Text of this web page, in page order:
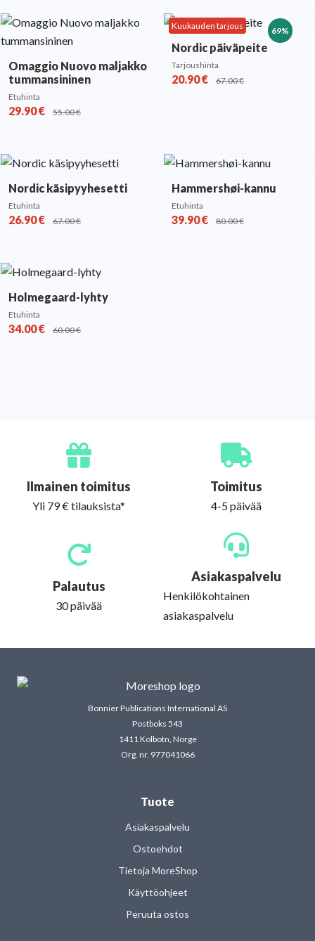
Omaggio Nuovo maljakko
tummansininen
Etuhinta
29.90€ 55.00€
69%
Kuukauden tarjous
Nordic päiväpeite
Tarjoushinta
20.90€ 67.00€
Nordic käsipyyhesetti
Etuhinta
26.90€ 67.00€
Hammershøi-kannu
Etuhinta
39.90€ 80.00€
Holmegaard-lyhty
Etuhinta
34.00€ 60.00€
Ilmainen toimitus
Yli 79 € tilauksista*
Toimitus
4-5 päivää
Palautus
30 päivää
Asiakaspalvelu
Henkilökohtainen
asiakaspalvelu
Bonnier Publications International AS
Postboks 543
1411 Kolbotn, Norge
Org. nr. 977041066
Tuote
Asiakaspalvelu
Ostoehdot
Tietoja MoreShop
Käyttöohjeet
Peruuta ostos